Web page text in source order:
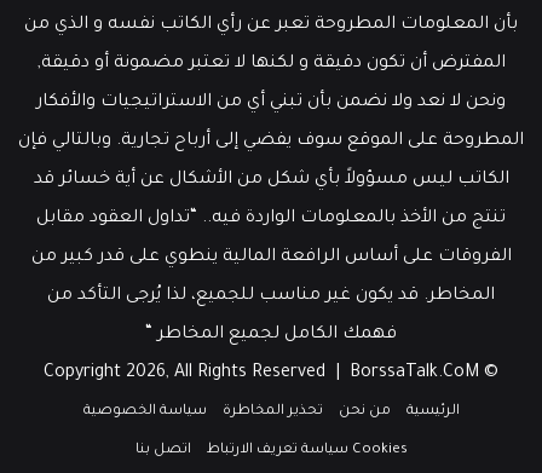
بأن المعلومات المطروحة تعبر عن رأي الكاتب نفسه و الذي من
المفترض أن تكون دقيقة و لكنها لا تعتبر مضمونة أو دقيقة,
ونحن لا نعد ولا نضمن بأن تبني أي من الاستراتيجيات والأفكار
المطروحة على الموقع سوف يفضي إلى أرباح تجارية. وبالتالي فإن
الكاتب ليس مسؤولاً بأي شكل من الأشكال عن أية خسائر قد
تنتج من الأخذ بالمعلومات الواردة فيه.. “تداول العقود مقابل
الفروقات على أساس الرافعة المالية ينطوي على قدر كبير من
المخاطر. قد يكون غير مناسب للجميع، لذا يُرجى التأكد من
فهمك الكامل لجميع المخاطر “
© Copyright 2026, All Rights Reserved |
BorssaTalk.CoM
الرئيسية من نحن تحذير المخاطرة سياسة الخصوصية
Cookies سياسة تعريف الارتباط اتصل بنا